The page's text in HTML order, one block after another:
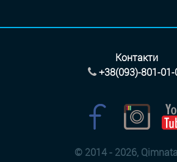
© 2014 - 2026,
Контакти
+38(093)-801-01-